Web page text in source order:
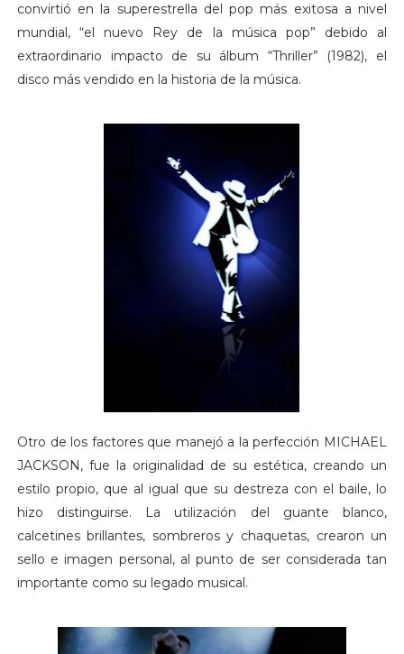
convirtió en la superestrella del pop más exitosa a nivel
mundial, “el nuevo Rey de la música pop” debido al
extraordinario impacto de su álbum “Thriller” (1982), el
disco más vendido en la historia de la música.
Otro de los factores que manejó a la perfección MICHAEL
JACKSON, fue la originalidad de su estética, creando un
estilo propio, que al igual que su destreza con el baile, lo
hizo distinguirse. La utilización del guante blanco,
calcetines brillantes, sombreros y chaquetas, crearon un
sello e imagen personal, al punto de ser considerada tan
importante como su legado musical.